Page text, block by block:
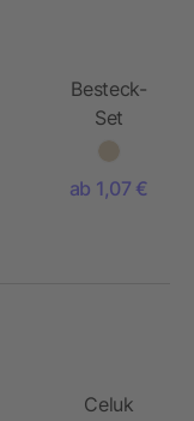
Besteck-
Set
Bambus 5-
ab 1,07 €
Celuk